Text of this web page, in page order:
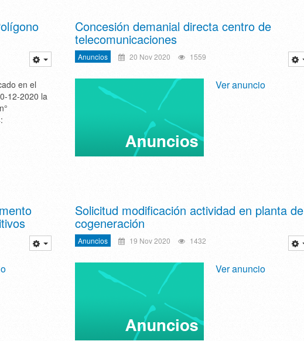
en el
12-2020 la
Concesión demanial directa centro de
telecomunicaciones
Anuncios 20 Nov 2020 1559
Ver anuncio
Solicitud modificación actividad en planta de
cogeneración
Anuncios 19 Nov 2020 1432
Ver anuncio